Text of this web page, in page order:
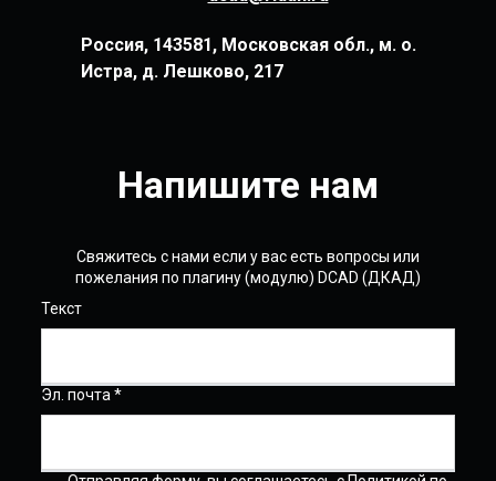
Россия, 143581, Московская обл., м. о.
Истра, д. Лешково, 217
Напишите нам
Свяжитесь с нами если у вас есть вопросы или
пожелания по плагину (модулю) DCAD (ДКАД)
Текст
Эл. почта *